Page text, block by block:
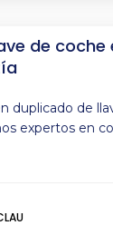
de coche
duplicado de
expertos en